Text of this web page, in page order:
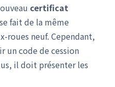
certificat
fait de la même
roues neuf. Cependant,
un code de cession
il doit présenter les